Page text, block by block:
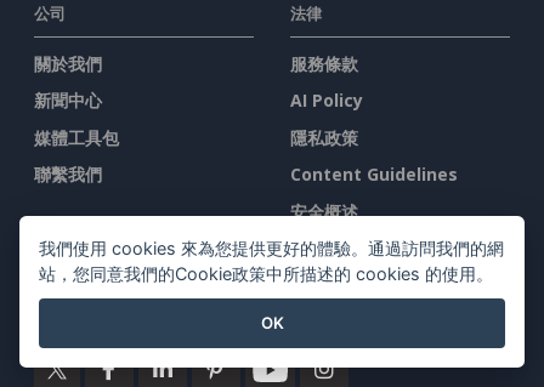
公司
關於我們
新聞中心
媒體工具包
聯繫我們
法律
服務條款
AI Policy
隱私政策
Content Guidelines
安全概述
舉報投訴
與我們聯系
我們使用 cookies 來為您提供更好的體驗。通過訪問我們的網
站，您同意我們的Cookie政策中所描述的 cookies 的使用。
OK